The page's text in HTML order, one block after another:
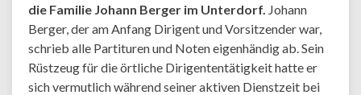
die Familie Johann Berger im Unterdorf. Johann
Berger, der am Anfang Dirigent und Vorsitzender war,
schrieb alle Partituren und Noten eigenhändig ab. Sein
Rüstzeug für die örtliche Dirigententätigkeit hatte er
sich vermutlich während seiner aktiven Dienstzeit bei